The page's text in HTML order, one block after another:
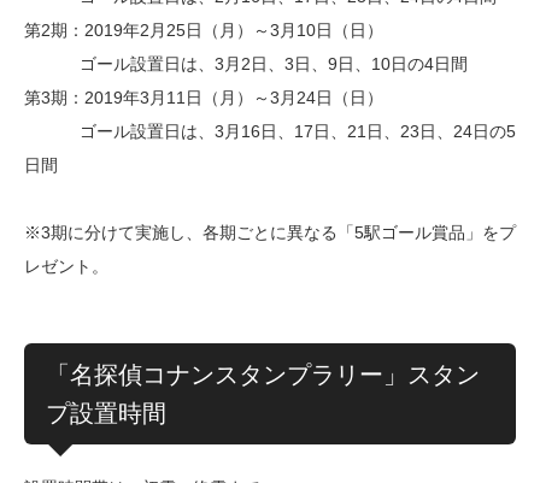
第2期：2019年2月25日（月）～3月10日（日）
ゴール設置日は、3月2日、3日、9日、10日の4日間
第3期：2019年3月11日（月）～3月24日（日）
ゴール設置日は、3月16日、17日、21日、23日、24日の5
日間
※3期に分けて実施し、各期ごとに異なる「5駅ゴール賞品」をプ
レゼント。
「名探偵コナンスタンプラリー」スタン
プ設置時間